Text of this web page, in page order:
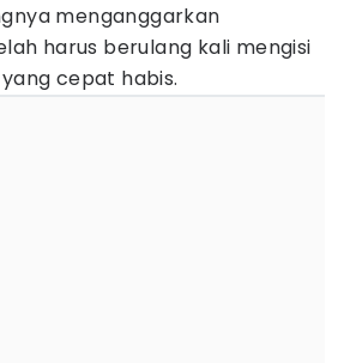
menganggarkan
harus berulang kali mengisi
cepat habis.